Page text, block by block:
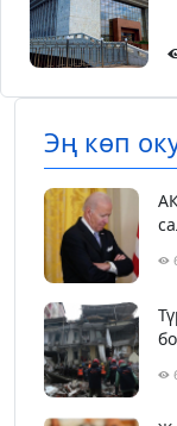
Эң көп